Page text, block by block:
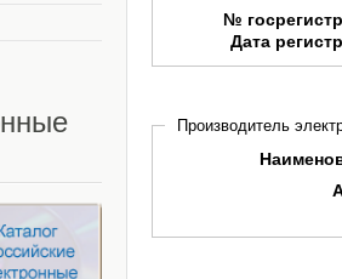
№
Дата
Производитель